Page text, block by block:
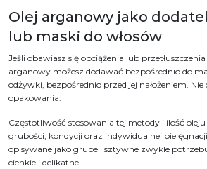
Olej arganowy jako
lub maski do włosów
Jeśli obawiasz się obciążenia lub przetłuszczenia
arganowy możesz dodawać bezpośrednio do
odżywki, bezpośrednio przed jej nałożeniem. Nie
opakowania.
Częstotliwość stosowania tej metody i ilość
grubości, kondycji oraz indywidualnej pielęgnacji
opisywane jako grube i sztywne zwykle
cienkie i delikatne.